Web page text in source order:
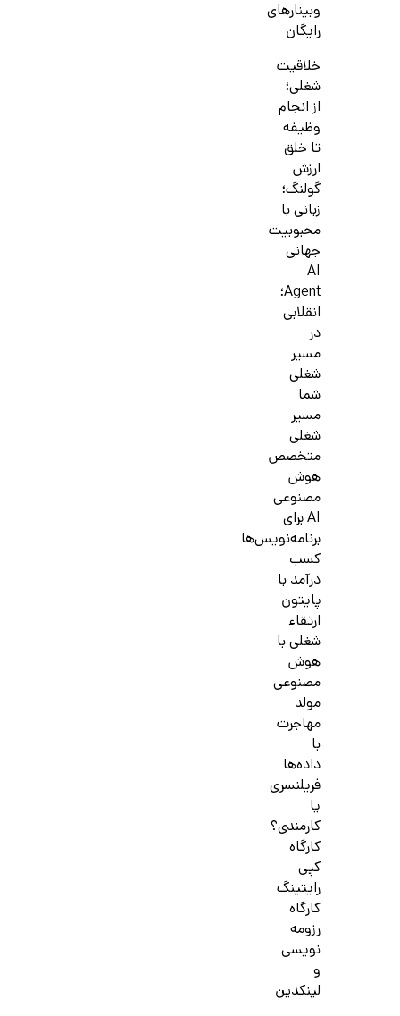
وبینارهای
رایگان
خلاقیت
شغلی؛
از انجام
وظیفه
تا خلق
ارزش
گولنگ؛
زبانی با
محبوبیت
جهانی
AI
Agent؛
انقلابی
در
مسیر
شغلی
شما
مسیر
شغلی
متخصص
هوش
مصنوعی
AI برای
برنامه‌نویس‌ها
کسب
درآمد با
پایتون
ارتقاء
شغلی با
هوش
مصنوعی
مولد
مهاجرت
با
داده‌ها
فریلنسری
یا
کارمندی؟
کارگاه
کپی
رایتینگ
کارگاه
رزومه
نویسی
و
لینکدین